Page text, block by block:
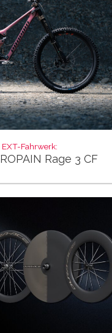
Fahrwerk:
Rage 3 CF